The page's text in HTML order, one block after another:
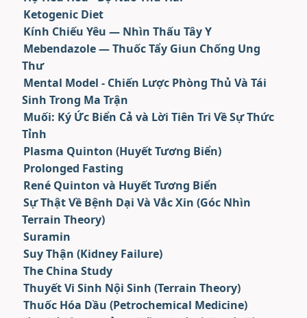
Ketogenic Diet
Kính Chiếu Yêu — Nhìn Thấu Tây Y
Mebendazole — Thuốc Tẩy Giun Chống Ung
Thư
Mental Model - Chiến Lược Phòng Thủ Và Tái
Sinh Trong Ma Trận
Muối: Ký Ức Biển Cả và Lời Tiên Tri Về Sự Thức
Tỉnh
Plasma Quinton (Huyết Tương Biển)
Prolonged Fasting
René Quinton và Huyết Tương Biển
Sự Thật Về Bệnh Dại Và Vắc Xin (Góc Nhìn
Terrain Theory)
Suramin
Suy Thận (Kidney Failure)
The China Study
Thuyết Vi Sinh Nội Sinh (Terrain Theory)
Thuốc Hóa Dầu (Petrochemical Medicine)